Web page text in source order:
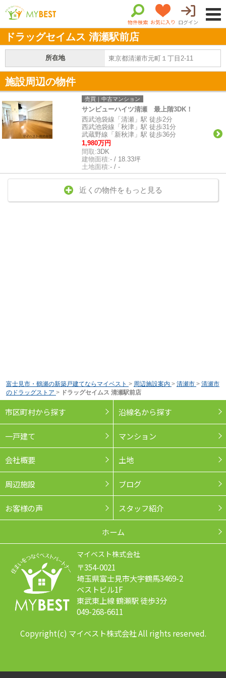
物件検索 お気に入り ログイン
ドラッグセイムス 清瀬駅前店
所在地 東京都清瀬市元町１丁目2-11
施設周辺の物件
売買｜中古マンション
サンビューハイツ清瀬 最上階3DK！
西武池袋線「清瀬」駅 徒歩2分
西武池袋線「秋津」駅 徒歩31分
武蔵野線「新秋津」駅 徒歩36分
1,980万円
間取:3DK
建物面積:- / 18.33坪
土地面積:- / -
近くの物件をもっと見る
富士見市・鶴瀬の新築戸建てならマイベスト > 周辺施設案内 > 清瀬市 > 清瀬市
のドラッグストア > ドラッグセイムス 清瀬駅前店
市区町村から探す 沿線名から探す
一戸建て マンション
会社概要 土地
周辺施設 ブログ
お客様の声 スタッフ紹介
ホーム
マイベスト株式会社
〒354-0021
埼玉県富士見市大字鶴馬3469-2
ベストビル1F
東武東上線 鶴瀬駅 徒歩3分
049-268-6611
Copyright(c) マイベスト株式会社 All rights reserved.